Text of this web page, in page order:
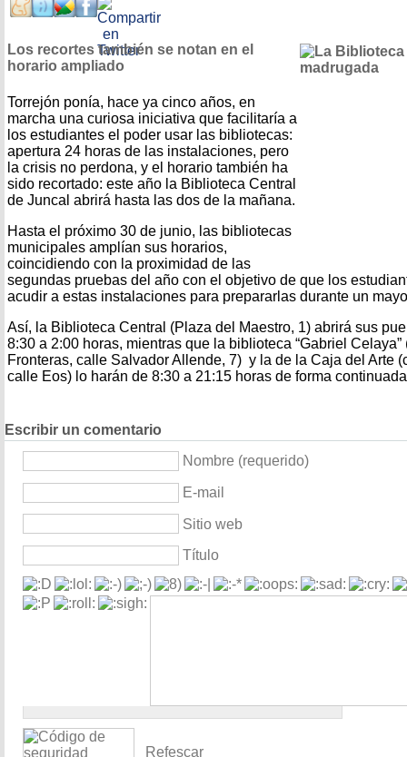
Los recortes también se notan en el
horario ampliado
Torrejón ponía, hace ya cinco años, en
marcha una curiosa iniciativa que facilitaría a
los estudiantes el poder usar las bibliotecas:
apertura 24 horas de las instalaciones, pero
la crisis no perdona, y el horario también ha
sido recortado: este año la Biblioteca Central
de Juncal abrirá hasta las dos de la mañana.
Hasta el próximo 30 de junio, las bibliotecas
municipales amplían sus horarios,
coincidiendo con la proximidad de las
segundas pruebas del año con el objetivo de que los
acudir a estas instalaciones para prepararlas durante un
Así, la Biblioteca Central (Plaza del Maestro, 1) abrirá sus
8:30 a 2:00 horas, mientras que la biblioteca “Gabriel
Fronteras, calle Salvador Allende, 7) y la de la Caja del Arte
calle Eos) lo harán de 8:30 a 21:15 horas de forma
Escribir un comentario
Nombre (requerido)
E-mail
Sitio web
Título
Refescar